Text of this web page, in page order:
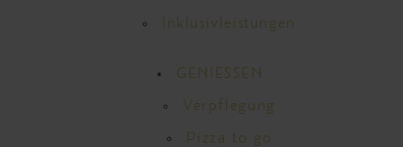
Inklusivleistungen
GENIESSEN
Verpflegung
Pizza to go